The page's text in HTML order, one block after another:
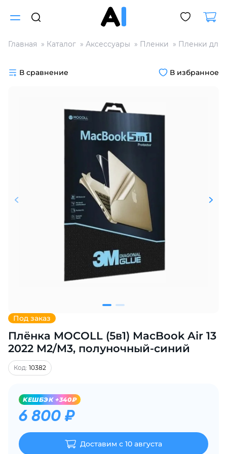
Главная Каталог Аксессуары Пленки Пленки для
Под заказ
Плёнка MOCOLL (5в1) MacBook Air 13
2022 M2/M3, полуночный-синий
Код: 10382
KЕШБЭК +340₽
6 800 ₽
Доставим с 10 августа
В сравнение В избранное
Разбейте
на части
без переплат
График платежей
25
Добавляйте товары
% картой любого банка
Получайте товар
выбранный способом
списываться
по25%каждые 2 недели
Подробнее